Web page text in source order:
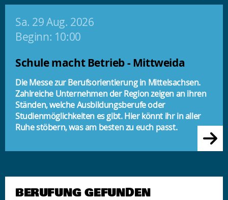
Sa. 29 Aug. 2026
Beginn: 10:00
Schule macht Betrieb - Mittweida
Die Messe zur Berufsorientierung in Mittelsachsen.
Zahlreiche Unternehmen der Region zeigen an ihren
Ständen, welche Ausbildungsberufe oder
Studienmöglichkeiten es gibt. Hier könnt ihr in aller
Ruhe stöbern, was am besten zu euch passt.
BERUFUNG GEFUNDEN